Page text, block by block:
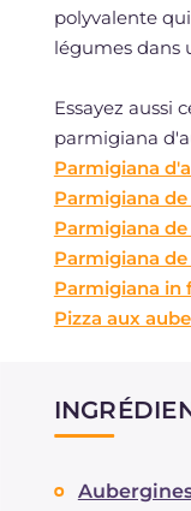
polyvalente
légumes dans
Essayez aussi
parmigiana
Parmigiana
Parmigiana
Parmigiana
Parmigiana
Parmigiana in
Pizza aux